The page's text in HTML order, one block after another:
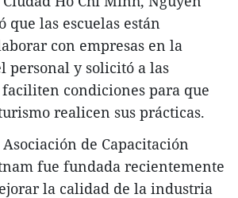
que las escuelas están
con empresas en la
personal y solicitó a las
condiciones para que
realicen sus prácticas.
de Capacitación
fue fundada recientemente
la calidad de la industria